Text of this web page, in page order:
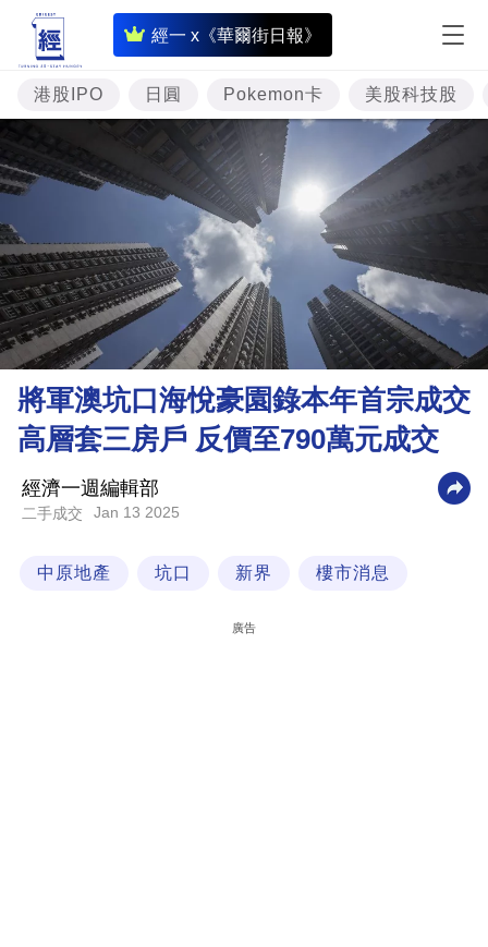
經一 x《華爾街日報》
即
時
財
經
題
資
樓
理
財
商
業
科
港股IPO 日圓 Pokemon卡 美股科技股
將軍澳坑口海悅豪園錄本年首宗成交
高層套三房戶 反價至790萬元成交
經濟一週編輯部
二手成交 Jan 13 2025
中原地產 坑口 新界 樓市消息
廣告